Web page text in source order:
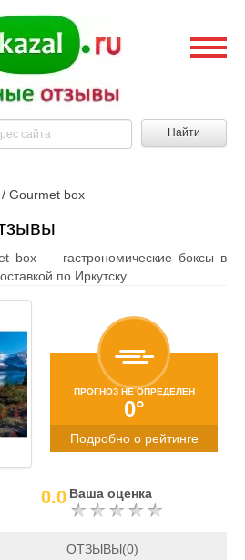
Найти
/ Gourmet box
box — гастрономические боксы в
по Иркутску
ПРОГНОЗ НЕ ОПРЕДЕЛЕН
0°
Подробно о рейтинге
0.0 Ваша оценка
ОТЗЫВЫ(0)